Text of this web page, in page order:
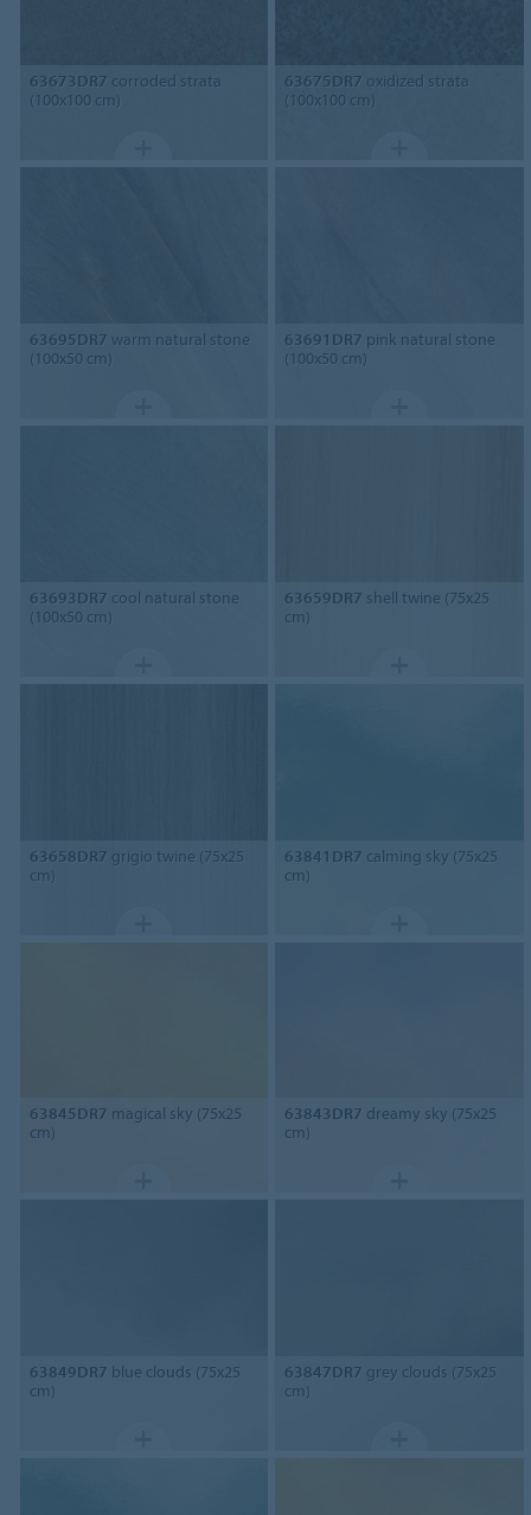
63673DR7 corroded strata
(100x100 cm)
63675DR7 oxidized strata
(100x100 cm)
63695DR7 warm natural stone
(100x50 cm)
63691DR7 pink natural stone
(100x50 cm)
63693DR7 cool natural stone
(100x50 cm)
63659DR7 shell twine (75x25
cm)
63658DR7 grigio twine (75x25
cm)
63841DR7 calming sky (75x25
cm)
63845DR7 magical sky (75x25
cm)
63843DR7 dreamy sky (75x25
cm)
63849DR7 blue clouds (75x25
cm)
63847DR7 grey clouds (75x25
cm)